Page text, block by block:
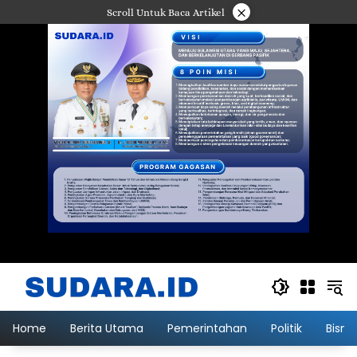
ke
Scroll Untuk Baca Artikel ×
Home Berita Utama Pemerintahan Politik